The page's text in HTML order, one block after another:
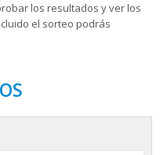
los resultados y ver los
el sorteo podrás